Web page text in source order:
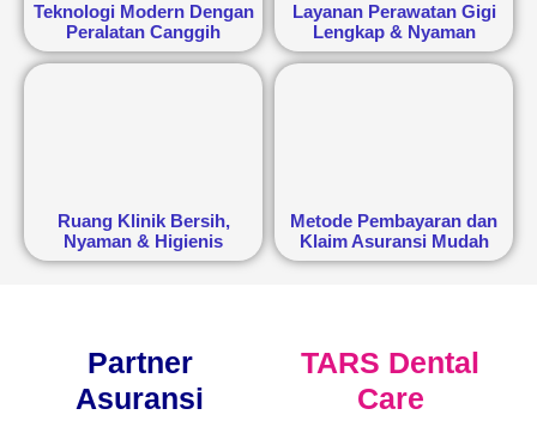
Teknologi Modern Dengan
Peralatan Canggih
Layanan Perawatan Gigi
Lengkap & Nyaman
Ruang Klinik Bersih,
Nyaman & Higienis
Metode Pembayaran dan
Klaim Asuransi Mudah
Partner
Asuransi
TARS Dental
Care